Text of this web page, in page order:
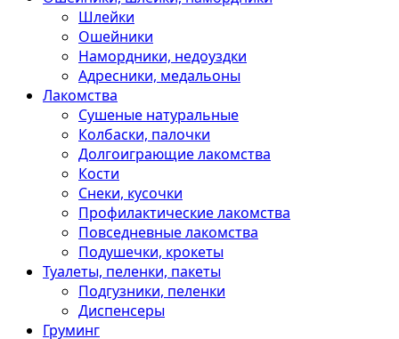
Шлейки
Ошейники
Намордники, недоуздки
Адресники, медальоны
Лакомства
Сушеные натуральные
Колбаски, палочки
Долгоиграющие лакомства
Кости
Снеки, кусочки
Профилактические лакомства
Повседневные лакомства
Подушечки, крокеты
Туалеты, пеленки, пакеты
Подгузники, пеленки
Диспенсеры
Груминг